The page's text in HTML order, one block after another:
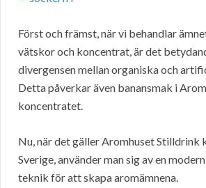
Först och främst, när vi behandlar
vätskor och koncentrat, är det
divergensen mellan organiska och
Detta påverkar även banansmak i
koncentratet.
Nu, när det gäller Aromhuset Stilldrink
Sverige, använder man sig av en
teknik för att skapa aromämnena.